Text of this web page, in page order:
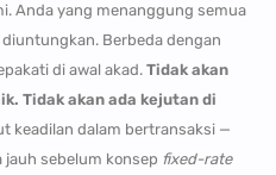
Anda yang menanggung semua
Berbeda dengan
di awal akad. Tidak akan
Tidak akan ada kejutan di
keadilan dalam bertransaksi —
sebelum konsep fixed-rate